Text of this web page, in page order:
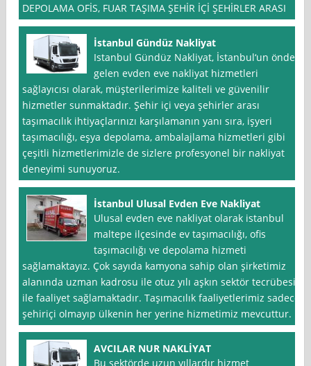
DEPOLAMA OFİS, FUAR TAŞIMA ŞEHİR İÇİ ŞEHİRLER ARASI
İstanbul Gündüz Nakliyat
Istanbul Gündüz Nakliyat, İstanbul‘un önde
gelen evden eve nakliyat hizmetleri
sağlayıcısı olarak, müşterilerimize kaliteli ve güvenilir
hizmetler sunmaktadır. Şehir içi veya şehirler arası
taşımacılık ihtiyaçlarınızı karşılamanın yanı sıra, işyeri
taşımacılığı, eşya depolama, ambalajlama hizmetleri gibi
çeşitli hizmetlerimizle de sizlere profesyonel bir nakliyat
deneyimi sunuyoruz.
İstanbul Ulusal Evden Eve Nakliyat
Ulusal evden eve nakliyat olarak istanbul
maltepe ilçesinde ev taşımacılığı, ofis
taşımacılığı ve depolama hizmeti
sağlamaktayız. Çok sayıda kamyona sahip olan şirketimiz
alanında uzman kadrosu ile otuz yılı aşkın sektör tecrübesi
ile faaliyet sağlamaktadır. Taşımacılık faaliyetlerimiz sadece
şehiriçi olmayıp ülkenin her yerine hizmetimiz mevcuttur.
AVCILAR NUR NAKLİYAT
Bu sektörde uzun yıllardır hizmet